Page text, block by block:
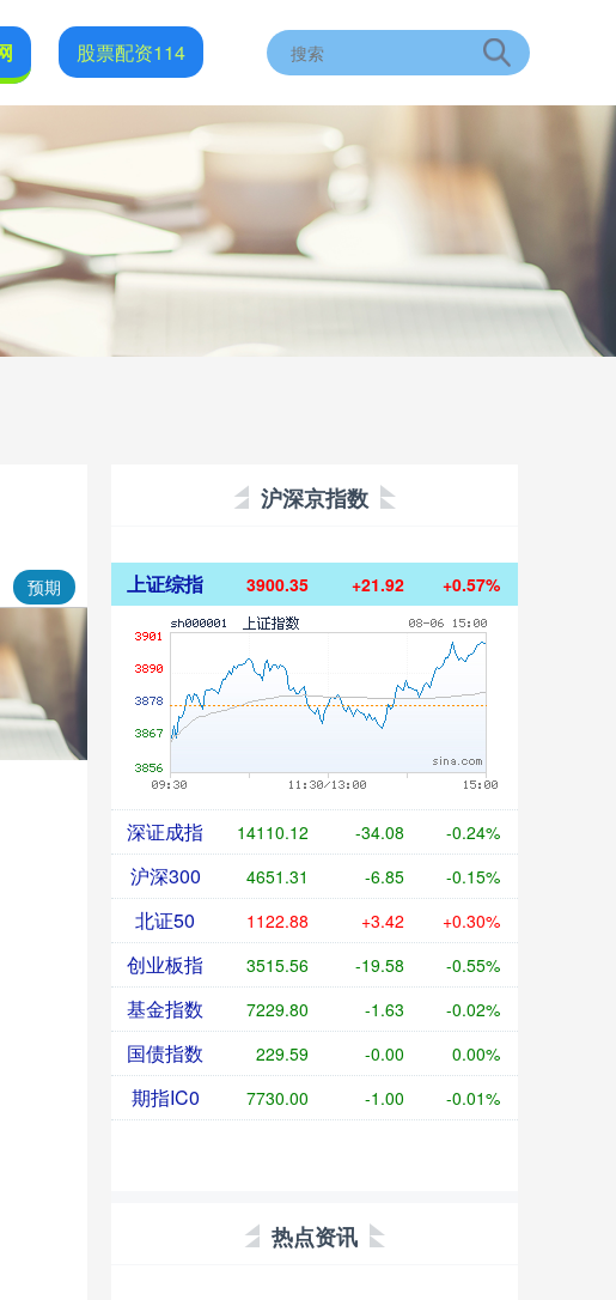
股票配资114
预期
沪深京指数
上证综指 3900.35 +21.92 +0.57%
深证成指 14110.12 -34.08 -0.24%
沪深300 4651.31 -6.85 -0.15%
北证50 1122.88 +3.42 +0.30%
创业板指 3515.56 -19.58 -0.55%
基金指数 7229.80 -1.63 -0.02%
国债指数 229.59 -0.00 0.00%
期指IC0 7730.00 -1.00 -0.01%
热点资讯